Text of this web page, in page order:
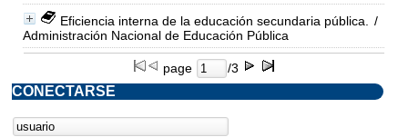
Eficiencia interna de la educación secundaria pública.
/
Administración Nacional de Educación Pública
page /3
CONECTARSE